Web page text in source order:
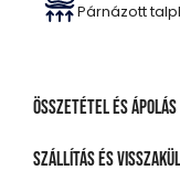
Párnázott
Összetétel és ápolás
Szállítás és